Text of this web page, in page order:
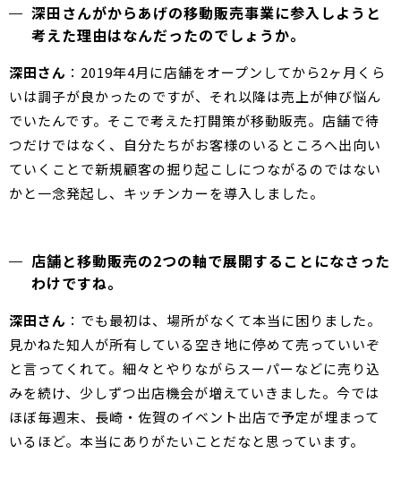
深田さんがからあげの移動販売事業に参入しようと
考えた理由はなんだったのでしょうか。
深田さん ：2019年4月に店舗をオープンしてから2ヶ月くら
いは調子が良かったのですが、それ以降は売上が伸び悩ん
でいたんです。そこで考えた打開策が移動販売。店舗で待
つだけではなく、自分たちがお客様のいるところへ出向い
ていくことで新規顧客の掘り起こしにつながるのではない
かと一念発起し、キッチンカーを導入しました。
店舗と移動販売の2つの軸で展開することになさった
わけですね。
深田さん ：でも最初は、場所がなくて本当に困りました。
見かねた知人が所有している空き地に停めて売っていいぞ
と言ってくれて。細々とやりながらスーパーなどに売り込
みを続け、少しずつ出店機会が増えていきました。今では
ほぼ毎週末、長崎・佐賀のイベント出店で予定が埋まって
いるほど。本当にありがたいことだなと思っています。